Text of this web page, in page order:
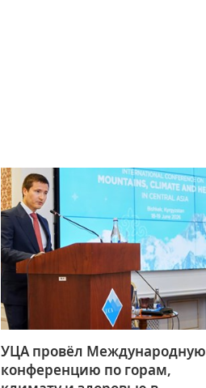
УЦА провёл Международную
конференцию по горам,